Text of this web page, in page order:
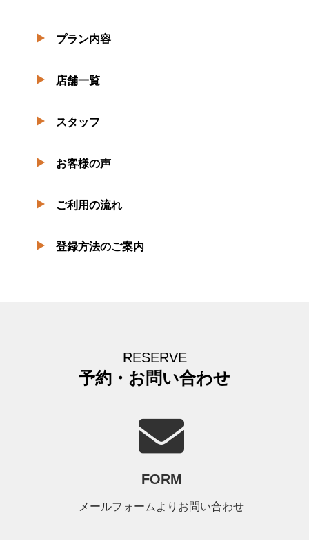
プラン内容
店舗一覧
スタッフ
お客様の声
ご利用の流れ
登録方法のご案内
RESERVE
予約・お問い合わせ
FORM
メールフォームよりお問い合わせ